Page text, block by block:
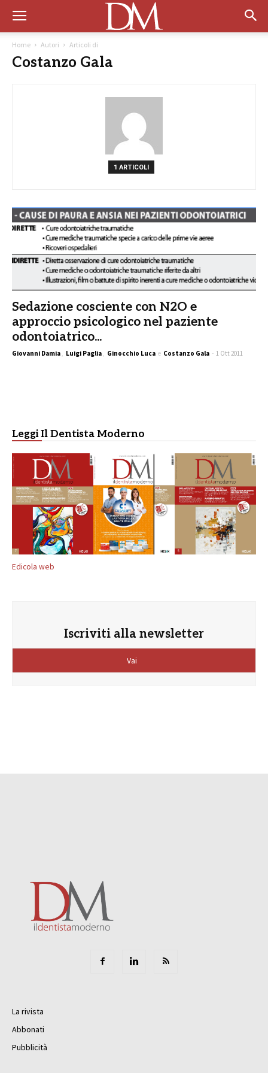
Home Autori Articoli di
Costanzo Gala
1 ARTICOLI
Sedazione cosciente con N2O e
approccio psicologico nel paziente
odontoiatrico...
Giovanni Damia , Luigi Paglia , Ginocchio Luca e Costanzo Gala - 1 Ott 2011
Leggi Il Dentista Moderno
Edicola web
Iscriviti alla newsletter
Vai
La rivista
Abbonati
Pubblicità